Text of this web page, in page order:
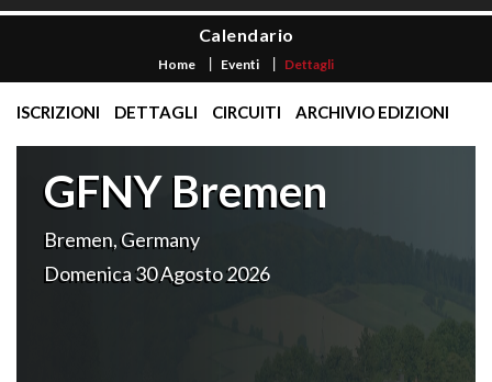
Calendario
Home Eventi Dettagli
ISCRIZIONI DETTAGLI CIRCUITI ARCHIVIO EDIZIONI
GFNY Bremen
Bremen, Germany
Domenica 30 Agosto 2026